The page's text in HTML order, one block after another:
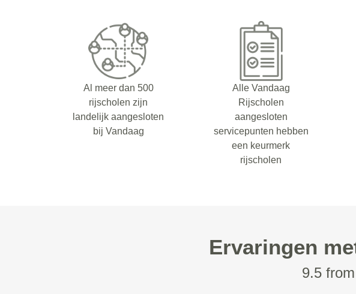
Al meer dan 500
rijscholen zijn
landelijk aangesloten
bij Vandaag
Alle Vandaag
Rijscholen
aangesloten
servicepunten hebben
een keurmerk
rijscholen
Ervaringen
9.5